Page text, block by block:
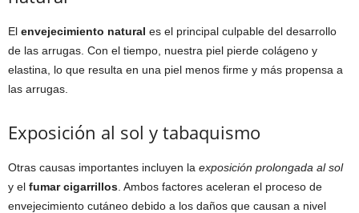
El envejecimiento natural es el principal culpable del desarrollo
de las arrugas. Con el tiempo, nuestra piel pierde colágeno y
elastina, lo que resulta en una piel menos firme y más propensa a
las arrugas.
Exposición al sol y tabaquismo
Otras causas importantes incluyen la exposición prolongada al sol
y el fumar cigarrillos . Ambos factores aceleran el proceso de
envejecimiento cutáneo debido a los daños que causan a nivel